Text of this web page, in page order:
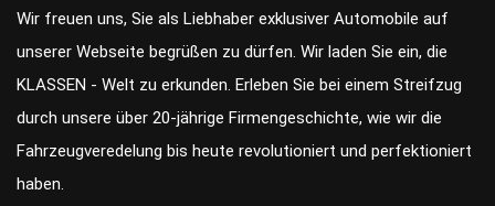
Wir freuen uns, Sie als Liebhaber exklusiver Automobile auf
unserer Webseite begrüßen zu dürfen. Wir laden Sie ein, die
KLASSEN - Welt zu erkunden. Erleben Sie bei einem Streifzug
durch unsere über 20-jährige Firmengeschichte, wie wir die
Fahrzeugveredelung bis heute revolutioniert und perfektioniert
haben.